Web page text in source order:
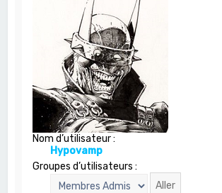
Nom d’utilisateur :
Hypovamp
Groupes d’utilisateurs :